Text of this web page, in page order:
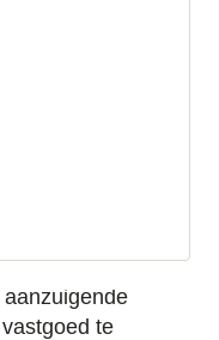
een
te